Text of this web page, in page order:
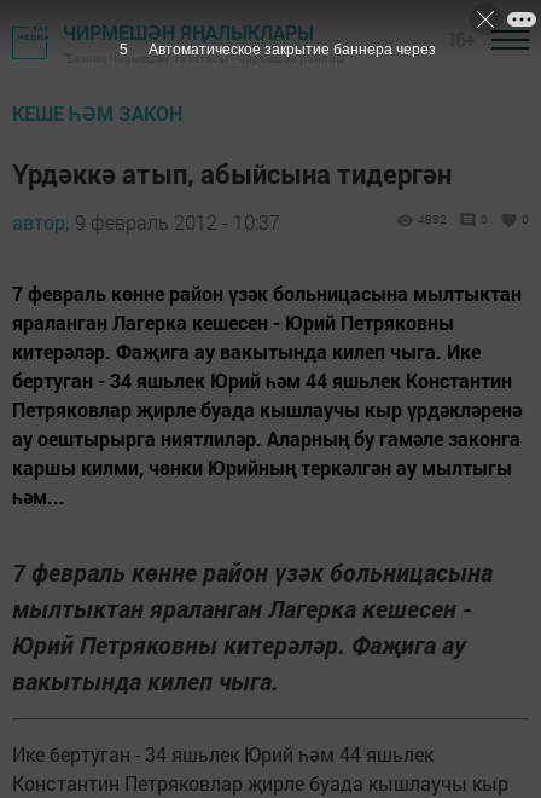
ЧИРМЕШӘН ЯҢАЛЫКЛАРЫ
"Безнең Чирмешән" газетасы - Чирмешән районы
КЕШЕ ҺӘМ ЗАКОН
Үрдәккә атып, абыйсына тидергән
автор, 9 февраль 2012 - 10:37 4882 0 0
7 февраль көнне район үзәк больницасына мылтыктан
яраланган Лагерка кешесен - Юрий Петряковны
китерәләр. Фаҗига ау вакытында килеп чыга. Ике
бертуган - 34 яшьлек Юрий һәм 44 яшьлек Константин
Петряковлар җирле буада кышлаучы кыр үрдәкләренә
ау оештырырга ниятлиләр. Аларның бу гамәле законга
каршы килми, чөнки Юрийның теркәлгән ау мылтыгы
һәм...
7 февраль көнне район үзәк больницасына
мылтыктан яраланган Лагерка кешесен -
Юрий Петряковны китерәләр. Фаҗига ау
вакытында килеп чыга.
Ике бертуган - 34 яшьлек Юрий һәм 44 яшьлек
Константин Петряковлар җирле буада кышлаучы кыр
4 Автоматическое закрытие баннера через